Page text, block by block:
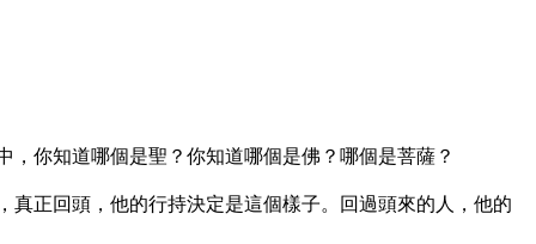
你知道哪個是聖？你知道哪個是佛？哪個是菩薩？
正回頭，他的行持決定是這個樣子。回過頭來的人，他的